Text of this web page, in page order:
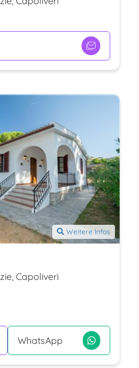
Weitere Infos
Capoliveri
WhatsApp